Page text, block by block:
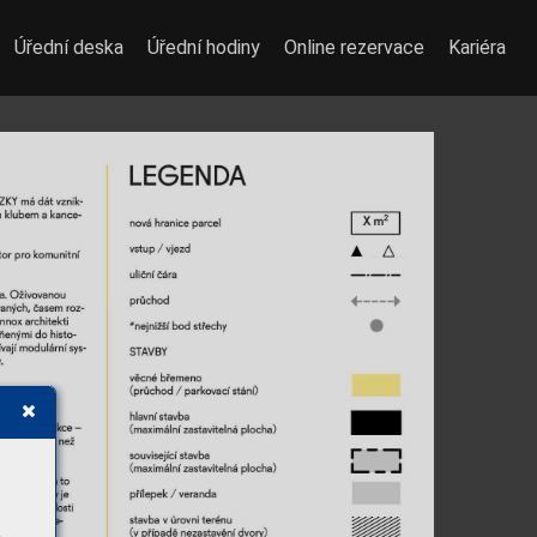
Úřední deska Úřední hodiny Online rezervace Kariéra